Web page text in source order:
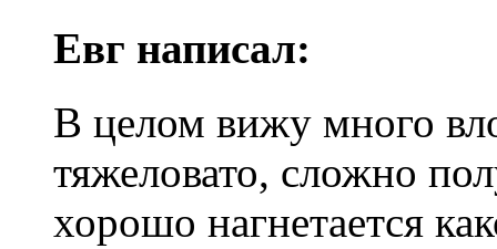
Евг написал:
В целом вижу много
тяжеловато, сложно
хорошо нагнетается